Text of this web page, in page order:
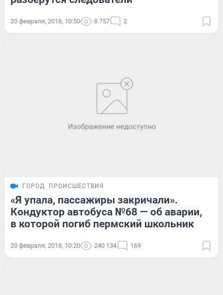
20 февраля, 2018, 10:50 8 757 2
ГОРОД ПРОИСШЕСТВИЯ
«Я упала, пассажиры закричали».
Кондуктор автобуса №68 — об аварии,
в которой погиб пермский школьник
20 февраля, 2018, 10:20 240 134 169